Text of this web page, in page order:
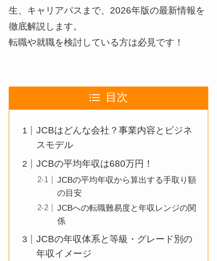
生、キャリアパスまで、2026年版の最新情報を
徹底解説します。
転職や就職を検討している方は必見です！
目次
JCBはどんな会社？事業内容とビジネ
スモデル
JCBの平均年収は680万円！
JCBの平均年収から算出する手取り額
の目安
JCBへの転職難易度と年収レンジの関
係
JCBの年収体系と等級・グレード別の
年収イメージ